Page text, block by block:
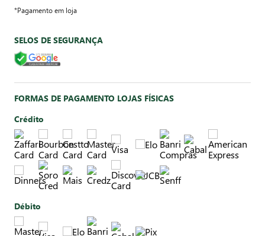
*Pagamento em loja
SELOS DE SEGURANÇA
FORMAS DE PAGAMENTO LOJAS FÍSICAS
Crédito
Débito